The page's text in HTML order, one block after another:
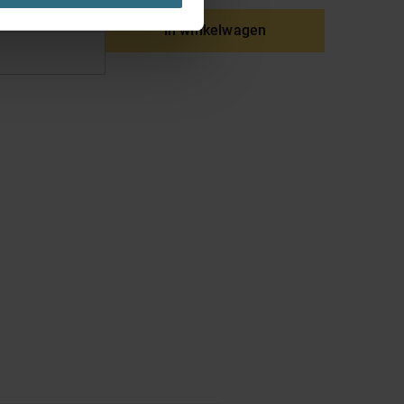
in winkelwagen